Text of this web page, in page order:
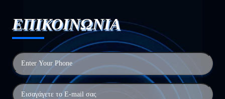
ΕΠΙΚΟΙΝΩΝΙΑ